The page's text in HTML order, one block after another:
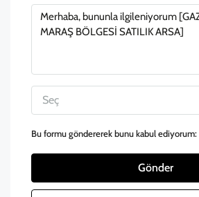
Seç
Bu formu göndererek bunu kabul ediyorum:
Gönder